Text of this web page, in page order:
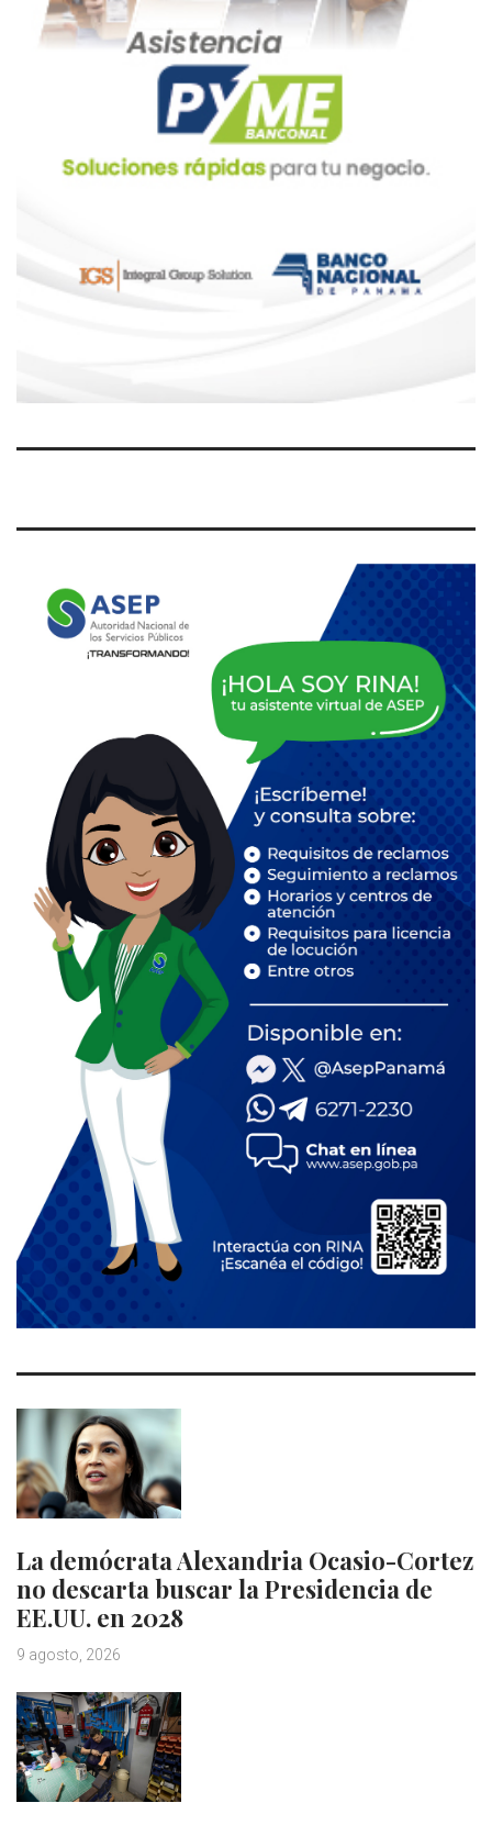
La demócrata Alexandria Ocasio-Cortez
no descarta buscar la Presidencia de
EE.UU. en 2028
9 agosto, 2026